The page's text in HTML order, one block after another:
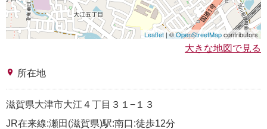
Leaflet | ©OpenStreetMapcontributors
大きな地図で見る
place 所在地
滋賀県大津市大江４丁目３１−１３
JR在来線:瀬田(滋賀県)駅:南口:徒歩12分